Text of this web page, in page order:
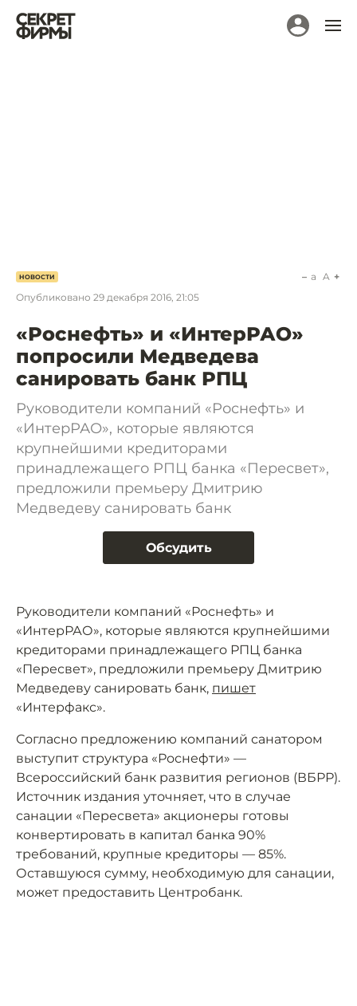
НОВОСТИ
Опубликовано 29 декабря 2016, 21:05
a A
«Роснефть» и «ИнтерРАО»
попросили Медведева
санировать банк РПЦ
Руководители компаний «Роснефть» и
«ИнтерРАО», которые являются
крупнейшими кредиторами
принадлежащего РПЦ банка «Пересвет»,
предложили премьеру Дмитрию
Медведеву санировать банк
Обсудить
Руководители компаний «Роснефть» и
«ИнтерРАО», которые являются крупнейшими
кредиторами принадлежащего РПЦ банка
«Пересвет», предложили премьеру Дмитрию
Медведеву санировать банк, пишет
«Интерфакс».
Согласно предложению компаний санатором
выступит структура «Роснефти» —
Всероссийский банк развития регионов (ВБРР).
Источник издания уточняет, что в случае
санации «Пересвета» акционеры готовы
конвертировать в капитал банка 90%
требований, крупные кредиторы — 85%.
Оставшуюся сумму, необходимую для санации,
может предоставить Центробанк.